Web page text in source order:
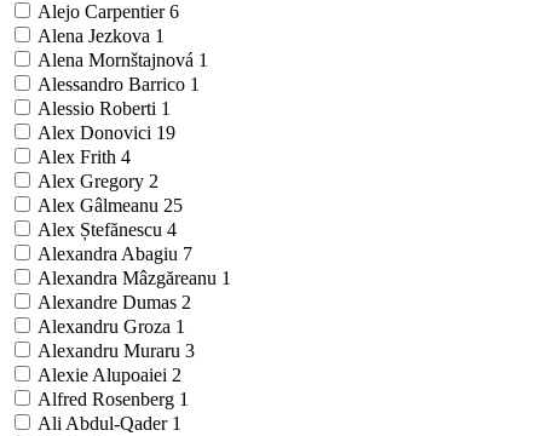
Alejo Carpentier6
Alena Jezkova 1
Alena Mornštajnová 1
Alessandro Barrico 1
Alessio Roberti 1
Alex Donovici 19
Alex Frith 4
Alex Gregory 2
Alex Gâlmeanu 25
Alex Ștefănescu 4
Alexandra Abagiu 7
Alexandra Mâzgăreanu 1
Alexandre Dumas 2
Alexandru Groza 1
Alexandru Muraru 3
Alexie Alupoaiei 2
Alfred Rosenberg 1
Ali Abdul-Qader 1